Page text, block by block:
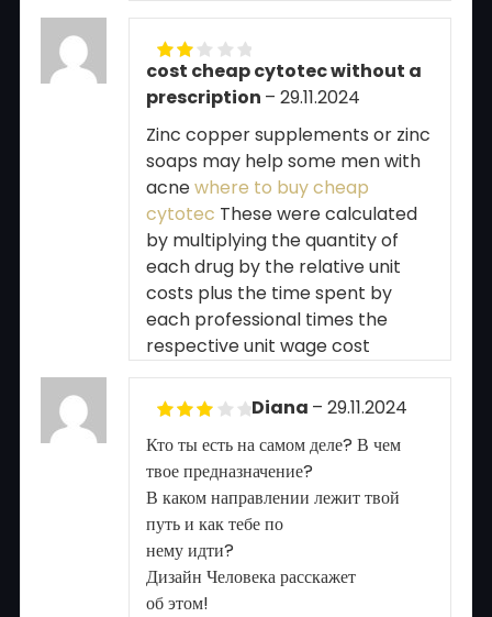
Rated
2out
cost cheap cytotec without a
prescription – 29.11.2024
Zinc copper supplements or zinc
soaps may help some men with
acnewhere to buy cheap
cytotec These were calculated
by multiplying the quantity of
each drug by the relative unit
costs plus the time spent by
each professional times the
respective unit wage cost
Rated
out of 5
Diana – 29.11.2024
Кто ты есть на самом деле? В чем
твое предназначение?
В каком направлении лежит твой
путь и как тебе по
нему идти?
Дизайн Человека расскажет
об этом!